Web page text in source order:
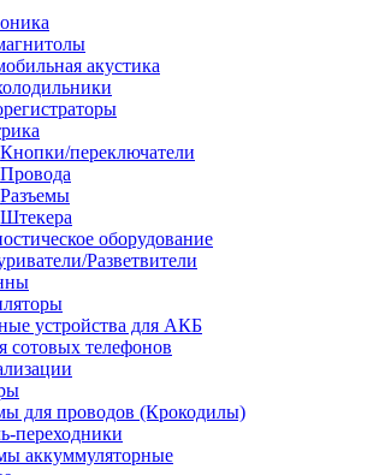
акустика
Кнопки/переключатели
Провода
Разъемы
Штекера
оборудование
Разветвители
устройства для АКБ
сотовых телефонов
для проводов (Крокодилы)
переходники
аккуммуляторные